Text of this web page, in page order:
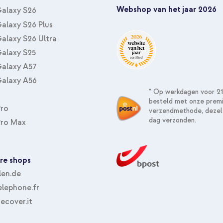
Samsung Silicone Magnet
Telefoonhouder auto -
S26
S26 Plus
S26 Ultra
S25
A57
A56
Max
shops
Webshop van het jaar 2026
* Op werkdagen voor
besteld met onze
verzendmethode,
dag verzonden.